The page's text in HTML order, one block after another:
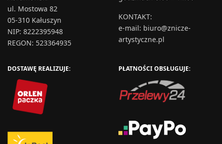
ul. Mostowa 82
05-310 Kałuszyn
NIP: 8222395948
REGON: 523364935
KONTAKT:
e-mail: biuro@znicze-
artystyczne.pl
DOSTAWĘ REALIZUJE: PŁATNOŚCI OBSŁUGUJE: